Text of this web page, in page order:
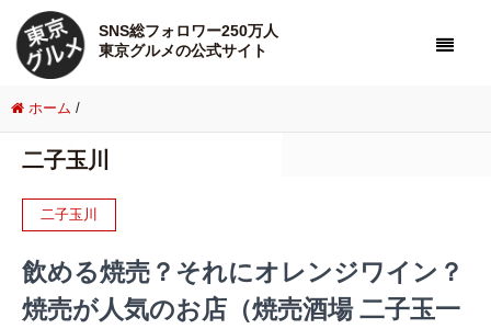
SNS総フォロワー250万人
東京グルメの公式サイト
ホーム /
二子玉川
二子玉川
飲める焼売？それにオレンジワイン？
焼売が人気のお店（焼売酒場 二子玉一